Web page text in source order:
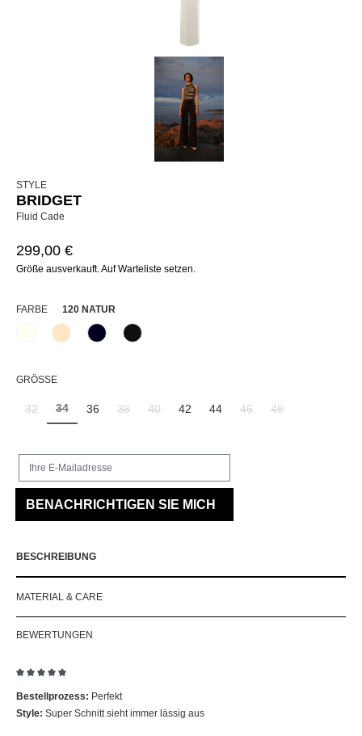
STYLE
BRIDGET
Fluid Cade
299,00 €
Größe ausverkauft. Auf Warteliste setzen.
FARBEAUSWÄHLEN
120 NATUR
120 Natur
(Diese Option ist zurzeit nicht verfügbar.)
325 Crema
(Diese Option ist zurzeit nicht verfügbar.)
890 Marine990 Schwarz
GRÖSSE AUSWÄHLEN
32 34 36 38 40 42 44 46 48
Ihre E-Mailadresse
BENACHRICHTIGEN SIE MICH
BESCHREIBUNG
MATERIAL & CARE
BEWERTUNGEN
Bestellprozess: Perfekt
Style: Super Schnitt sieht immer lässig aus